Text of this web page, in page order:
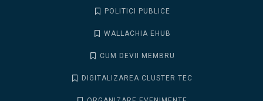
POLITICI PUBLICE
WALLACHIA EHUB
CUM DEVII MEMBRU
DIGITALIZAREA CLUSTER TEC